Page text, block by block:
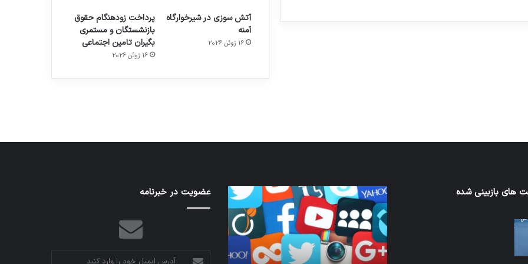
آتش سوزی در شیرخوارگاه
آمنه
16 ژوئن 2026
پرداخت زودهنگام حقوق
بازنشستگان و مستمری
بگیران تامین اجتماعی
16 ژوئن 2026
هدفون های 2023
های بازبینی شده
کدام
برنامه‌های
پیام‌رسان
اطلاعات
کاربران
را
نخستین
کاملا
خودران
اپل
عضویت در خبرنامه
آدرس